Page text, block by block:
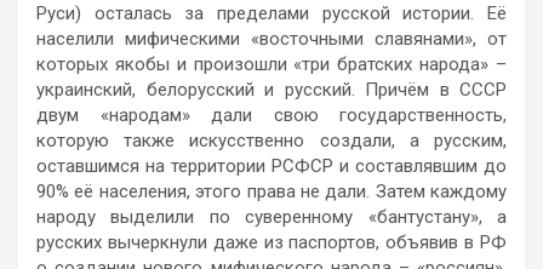
Руси) осталась за пределами русской истории. Её
населили мифическими «восточными славянами», от
которых якобы и произошли «три братских народа» –
украинский, белорусский и русский. Причём в СССР
двум «народам» дали свою государственность,
которую также искусственно создали, а русским,
оставшимся на территории РСФСР и составлявшим до
90% её населения, этого права не дали. Затем каждому
народу выделили по суверенному «бантустану», а
русских вычеркнули даже из паспортов, объявив в РФ